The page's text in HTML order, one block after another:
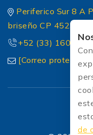
Periferico Sur 8 A
briseño CP 45236
+52 (33) 1604
[Correo protected]
de